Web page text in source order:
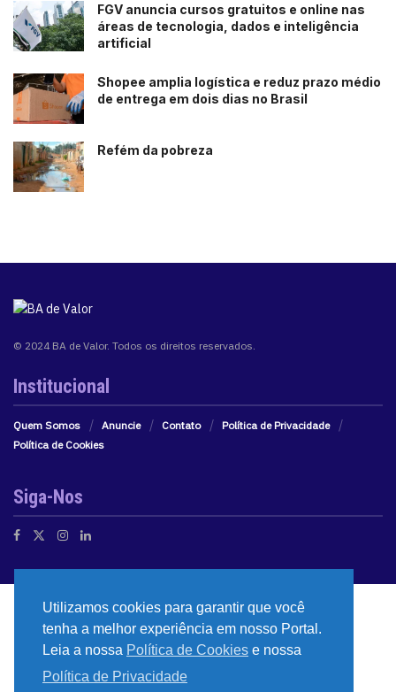
FGV anuncia cursos gratuitos e online nas
áreas de tecnologia, dados e inteligência
artificial
Shopee amplia logística e reduz prazo médio
de entrega em dois dias no Brasil
Refém da pobreza
© 2024 BA de Valor. Todos os direitos reservados.
Institucional
Quem Somos Anuncie Contato
Política de Privacidade
Política de Cookies
Siga-Nos
Utilizamos cookies para garantir que você
tenha a melhor experiência em nosso Portal.
Leia a nossa Política de Cookies e nossa
Política de Privacidade